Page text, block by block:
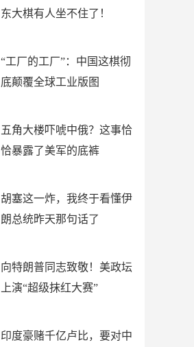
东大棋有人坐不住了！
“工厂的工厂”：中国这棋彻
底颠覆全球工业版图
五角大楼吓唬中俄？这事恰
恰暴露了美军的底裤
胡塞这一炸，我终于看懂伊
朗总统昨天那句话了
向特朗普同志致敬！美政坛
上演“超级抹红大赛”
印度豪赌千亿卢比，要对中